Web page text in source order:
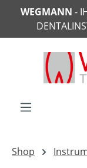
springen
WEGMANN -
Shop